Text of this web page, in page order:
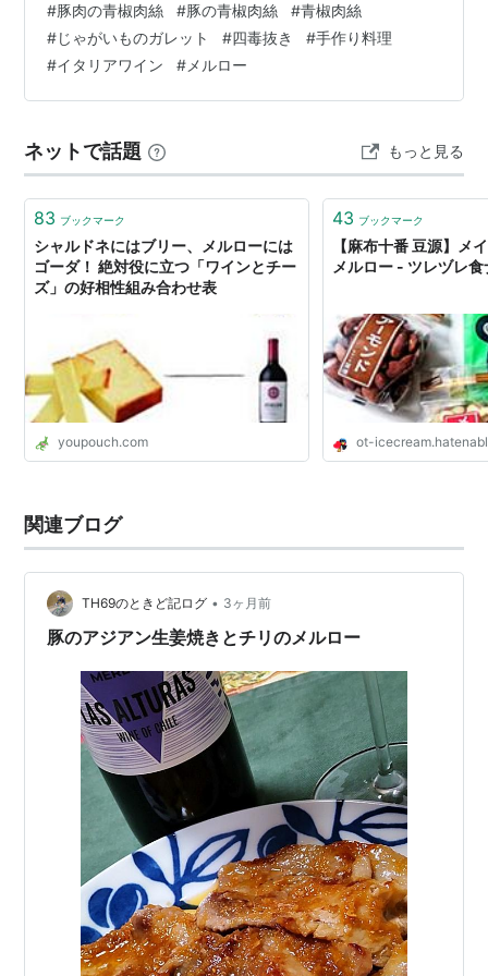
に作っていますが、嫁ハンが生姜好きなので少し増やし
ています。 白だし大さじ4だけでバッチリ味が決まるの
が不思議です。ホンマにメチャ旨！ 大根ときゅうりと海
藻のサラダ、有田のグレープフルーツ じゃがいものガレ
もです。 じゃがいもは何層に…
#豚肉の青椒肉絲 #豚の青椒肉絲 #青椒肉絲
#じゃがいものガレット #四毒抜き #手作り料理
#イタリアワイン # メルロー
ネットで話題 もっと見る
83 ブックマーク
シャルドネにはブリー、メルローには
ゴーダ！ 絶対役に立つ「ワインとチー
ズ」の好相性組み合わせ表
youpouch.com
43 ブックマーク
【麻布十番 豆源】メ
メルロー - ツレヅレ
ot-
関連ブログ
TH69のときど記ログ • 3ヶ月前
豚のアジアン生姜焼きとチリのメルロー